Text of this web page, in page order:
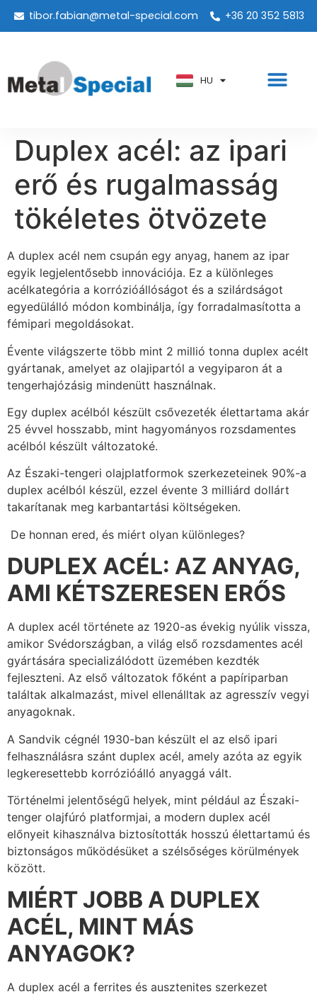
tibor.fabian@metal-special.com +36 20 352 5813
HU
PT
AR
Duplex acél: az ipari
erő és rugalmasság
tökéletes ötvözete
A duplex acél nem csupán egy anyag, hanem az ipar
egyik legjelentősebb innovációja. Ez a különleges
acélkategória a korrózióállóságot és a szilárdságot
egyedülálló módon kombinálja, így forradalmasította a
fémipari megoldásokat.
Évente világszerte több mint 2 millió tonna duplex acélt
gyártanak, amelyet az olajipartól a vegyiparon át a
tengerhajózásig mindenütt használnak.
Egy duplex acélból készült csővezeték élettartama akár
25 évvel hosszabb, mint hagyományos rozsdamentes
acélból készült változatoké.
Az Északi-tengeri olajplatformok szerkezeteinek 90%-a
duplex acélból készül, ezzel évente 3 milliárd dollárt
takarítanak meg karbantartási költségeken.
De honnan ered, és miért olyan különleges?
DUPLEX ACÉL: AZ ANYAG,
AMI KÉTSZERESEN ERŐS
A duplex acél története az 1920-as évekig nyúlik vissza,
amikor Svédországban, a világ első rozsdamentes acél
gyártására specializálódott üzemében kezdték
fejleszteni. Az első változatok főként a papíriparban
találtak alkalmazást, mivel ellenálltak az agresszív vegyi
anyagoknak.
A Sandvik cégnél 1930-ban készült el az első ipari
felhasználásra szánt duplex acél, amely azóta az egyik
legkeresettebb korrózióálló anyaggá vált.
Történelmi jelentőségű helyek, mint például az Északi-
tenger olajfúró platformjai, a modern duplex acél
előnyeit kihasználva biztosították hosszú élettartamú és
biztonságos működésüket a szélsőséges körülmények
között.
MIÉRT JOBB A DUPLEX
ACÉL, MINT MÁS
ANYAGOK?
A duplex acél a ferrites és ausztenites szerkezet